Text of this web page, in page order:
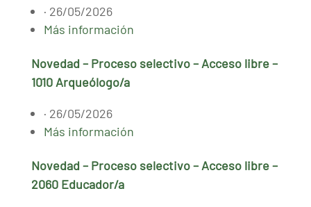
· 26/05/2026
Más información
Novedad – Proceso selectivo – Acceso libre –
1010 Arqueólogo/a
· 26/05/2026
Más información
Novedad – Proceso selectivo – Acceso libre –
2060 Educador/a